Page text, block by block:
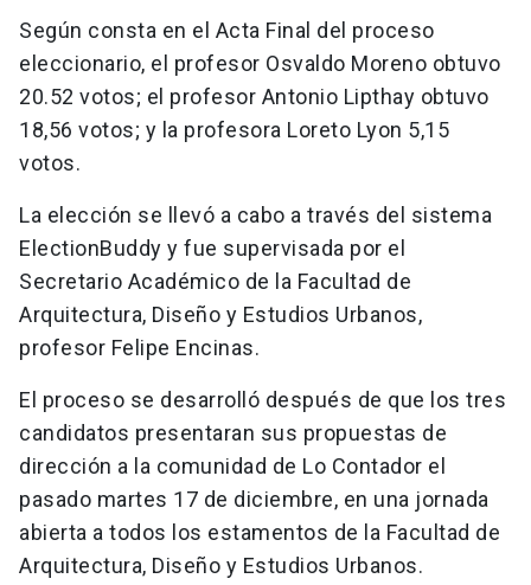
Según consta en el Acta Final del proceso
eleccionario, el profesor Osvaldo Moreno obtuvo
20.52 votos; el profesor Antonio Lipthay obtuvo
18,56 votos; y la profesora Loreto Lyon 5,15
votos.
La elección se llevó a cabo a través del sistema
ElectionBuddy y fue supervisada por el
Secretario Académico de la Facultad de
Arquitectura, Diseño y Estudios Urbanos,
profesor Felipe Encinas.
El proceso se desarrolló después de que los tres
candidatos presentaran sus propuestas de
dirección a la comunidad de Lo Contador el
pasado martes 17 de diciembre, en una jornada
abierta a todos los estamentos de la Facultad de
Arquitectura, Diseño y Estudios Urbanos.